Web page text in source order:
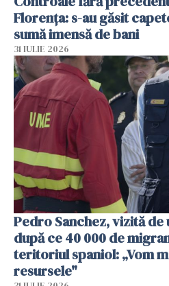
Florența: s-au găsit
sumă imensă de bani
31 IULIE 2026
Pedro Sanchez, vizită de
după ce 40 000 de
teritoriul spaniol: „Vom
resursele"